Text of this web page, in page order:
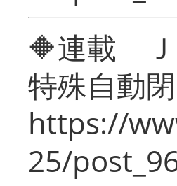
🔶連載 Ｊ
特殊自動
https://
25/